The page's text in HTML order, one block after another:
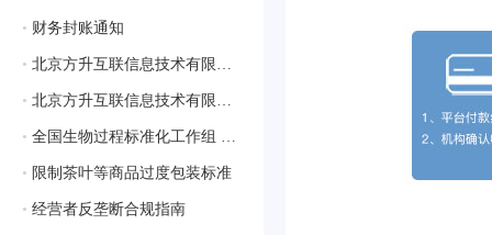
• 财务封账通知
• 北京方升互联信息技术有限公司顺利通过质量管理体系认证
• 北京方升互联信息技术有限公司顺利通过ISO/IEC 27001:2022信息安全管理体系认证
• 全国生物过程标准化工作组 获批成立
• 限制茶叶等商品过度包装标准
• 经营者反垄断合规指南